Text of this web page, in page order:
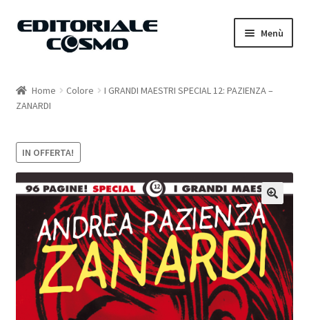
Vai
Vai
Menù
Catalogo
Carrello
Il mio account
Home Colore
I GRANDI MAESTRI SPECIAL 12: PAZIENZA –
ZANARDI
IN OFFERTA!